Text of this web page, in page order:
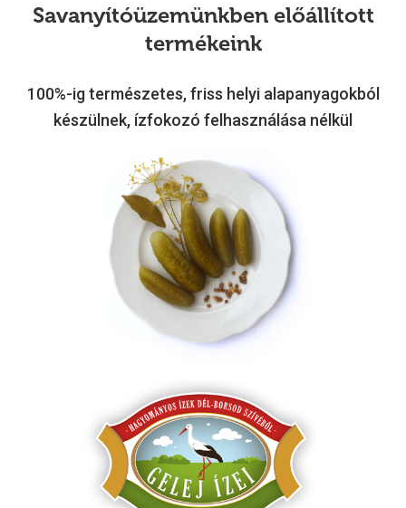
Savanyítóüzemünkben előállított
termékeink
100%-ig természetes, friss helyi alapanyagokból
készülnek, ízfokozó felhasználása nélkül